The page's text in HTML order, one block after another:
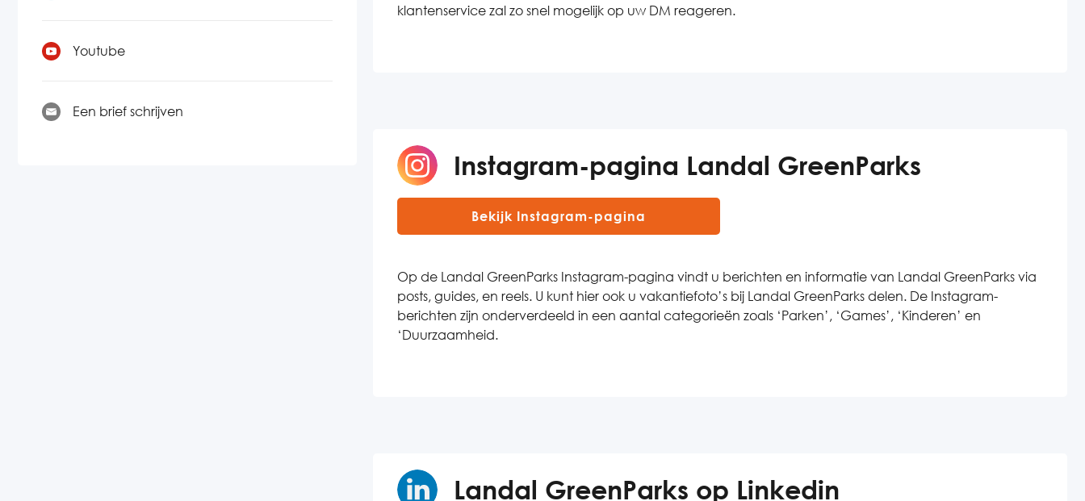
Youtube
Een brief schrijven
klantenservice zal zo snel mogelijk op uw DM reageren.
Instagram-pagina Landal GreenParks
Bekijk Instagram-pagina
Op de Landal GreenParks Instagram-pagina vindt u berichten en informatie van Landal GreenParks via
posts, guides, en reels. U kunt hier ook u vakantiefoto’s bij Landal GreenParks delen. De Instagram-
berichten zijn onderverdeeld in een aantal categorieën zoals ‘Parken’, ‘Games’, ‘Kinderen’ en
‘Duurzaamheid.
Landal GreenParks op Linkedin